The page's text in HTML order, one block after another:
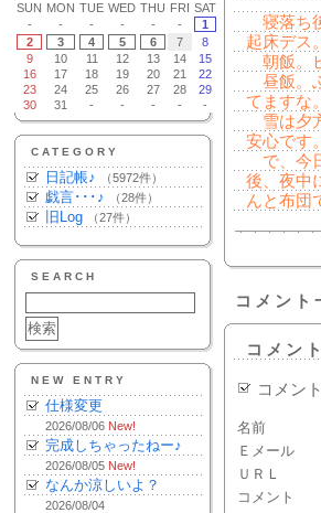
SUN MON TUE WED THU FRI SAT
-
- - - - -
1
2
3 4 5 6 7
8
9
10 11 12 13 14
15
16
17 18 19 20 21
22
23
24 25 26 27 28
29
30
31 - - - - -
CATEGORY
日記帳♪ （5972件）
戯言･･･♪ （28件）
旧Log （27件）
SEARCH
NEW ENTRY
仕様変更
2026/08/06 New!
完成しちゃったねー♪
2026/08/05 New!
なんか涼しいよ？
2026/08/04
寝落ち
起床デス
朝飯。
昼飯。
てますな
雪は夕
安心です
で、今
後、夜中
んと布団
コメント
コメン
コメン
名前
Ｅメール
ＵＲＬ
コメント